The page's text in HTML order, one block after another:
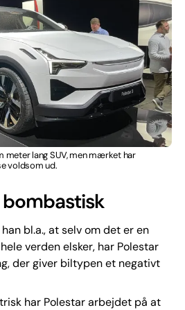
meter lang SUV, men mærket har
voldsom ud.
bombastisk
bl.a., at selv om det er en
verden elsker, har Polestar
der giver biltypen et negativt
har Polestar arbejdet på at